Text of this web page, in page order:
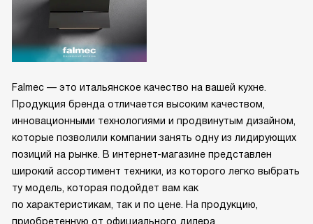
Falmec — это итальянское качество на вашей кухне.
Продукция бренда отличается высоким качеством,
инновационными технологиями и продвинутым дизайном,
которые позволили компании занять одну из лидирующих
позиций на рынке. В интернет-магазине представлен
широкий ассортимент техники, из которого легко выбрать
ту модель, которая подойдет вам как
по характеристикам, так и по цене. На продукцию,
приобретенную от официального дилера